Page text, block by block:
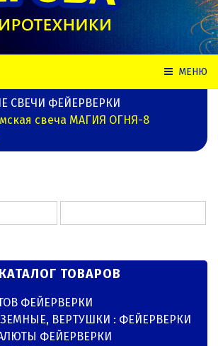
МЕНЮ
СВЕЧИ ФЕЙЕРВЕРКИ
свеча МАГИЯ ОГНЯ-8
КАТАЛОГ ТОВАРОВ
ФЕЙЕРВЕРКИ
ВЕРТУШКИ : ФЕЙЕРВЕРКИ
ФЕЙЕРВЕРКИ